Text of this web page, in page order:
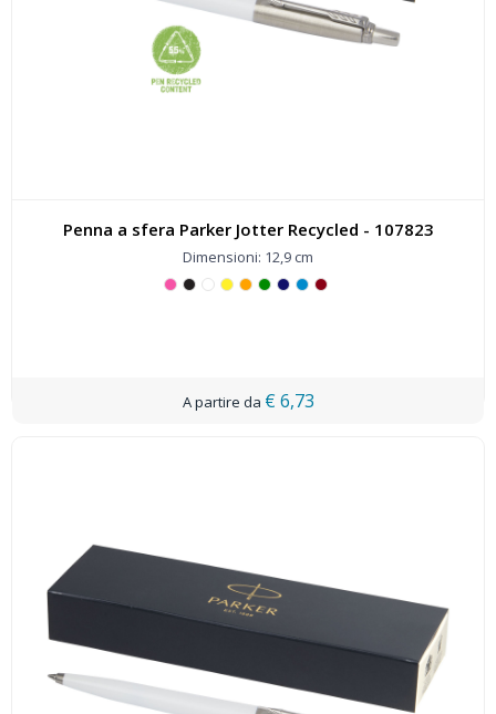
Penna a sfera Parker Jotter Recycled - 107823
Dimensioni: 12,9 cm
€ 6,73